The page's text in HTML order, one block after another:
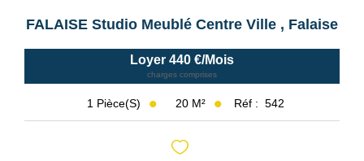
FALAISE Studio Meublé Centre Ville , Falaise
Loyer 440 €/mois
charges comprises
1 Pièce(s) 20 M² Réf : 542